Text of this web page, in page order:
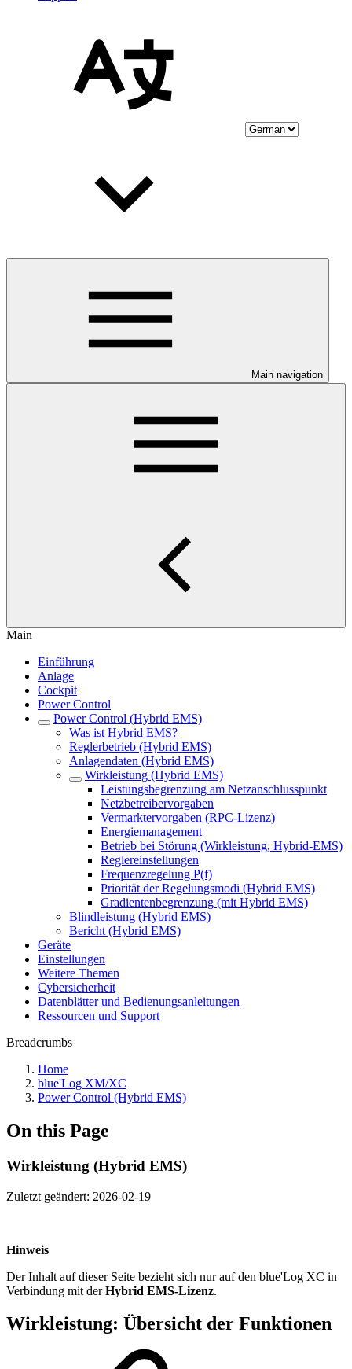
Main navigation
Main
Einführung
Anlage
Cockpit
Power Control
Power Control (Hybrid EMS)
Was ist Hybrid EMS?
Reglerbetrieb (Hybrid EMS)
Anlagendaten (Hybrid EMS)
Wirkleistung (Hybrid EMS)
Leistungsbegrenzung am Netzanschlusspunkt
Netzbetreibervorgaben
Vermarktervorgaben (RPC-Lizenz)
Energiemanagement
Betrieb bei Störung (Wirkleistung, Hybrid-EMS)
Reglereinstellungen
Frequenzregelung P(f)
Priorität der Regelungsmodi (Hybrid EMS)
Gradientenbegrenzung (mit Hybrid EMS)
Blindleistung (Hybrid EMS)
Bericht (Hybrid EMS)
Geräte
Einstellungen
Weitere Themen
Cybersicherheit
Datenblätter und Bedienungsanleitungen
Ressourcen und Support
Breadcrumbs
Home
blue'Log XM/XC
Power Control (Hybrid EMS)
On this Page
Wirkleistung (Hybrid EMS)
Zuletzt geändert: 2026-02-19
Hinweis
Der Inhalt auf dieser Seite bezieht sich nur auf den blue'Log XC in
Verbindung mit derHybrid EMS-Lizenz.
Wirkleistung: Übersicht der Funktionen